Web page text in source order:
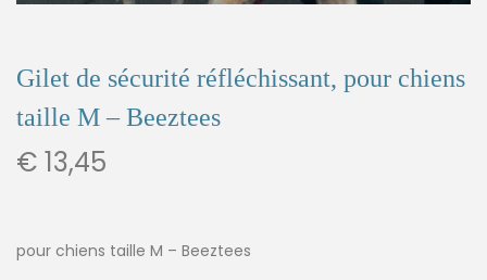
Gilet de sécurité réfléchissant, pour chiens
taille M – Beeztees
€ 13,45
pour chiens taille M – Beeztees